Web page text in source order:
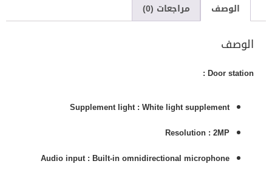
الوصف مراجعات (0)
الوصف
Door station :
Supplement light : White light supplement
Resolution : 2MP
Audio input : Built-in omnidirectional microphone